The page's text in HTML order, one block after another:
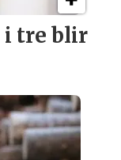
i tre blir